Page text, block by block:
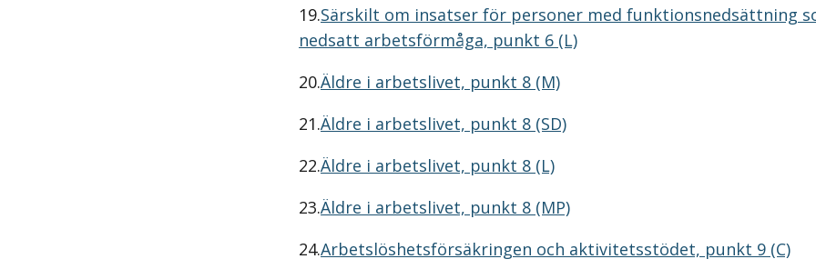
19.Särskilt om insatser för personer med funktionsnedsättning
nedsatt arbetsförmåga, punkt 6 (L)
20.Äldre i arbetslivet, punkt 8 (M)
21.Äldre i arbetslivet, punkt 8 (SD)
22.Äldre i arbetslivet, punkt 8 (L)
23.Äldre i arbetslivet, punkt 8 (MP)
24.Arbetslöshetsförsäkringen och aktivitetsstödet, punkt 9 (C)